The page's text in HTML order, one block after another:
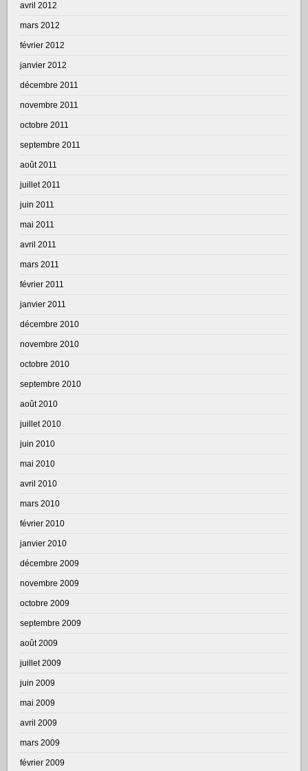
avril 2012
mars 2012
février 2012
janvier 2012
décembre 2011
novembre 2011
octobre 2011
septembre 2011
août 2011
juillet 2011
juin 2011
mai 2011
avril 2011
mars 2011
février 2011
janvier 2011
décembre 2010
novembre 2010
octobre 2010
septembre 2010
août 2010
juillet 2010
juin 2010
mai 2010
avril 2010
mars 2010
février 2010
janvier 2010
décembre 2009
novembre 2009
octobre 2009
septembre 2009
août 2009
juillet 2009
juin 2009
mai 2009
avril 2009
mars 2009
février 2009